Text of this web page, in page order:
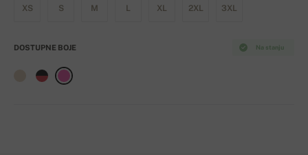
XS S M L XL 2XL 3XL
Na stanju
DOSTUPNE BOJE